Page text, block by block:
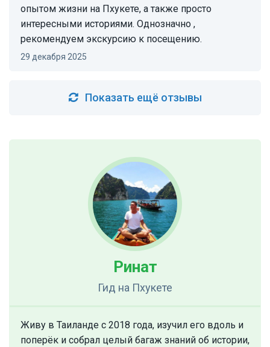
опытом жизни на Пхукете, а также просто
интересными историями. Однозначно ,
рекомендуем экскурсию к посещению.
29 декабря 2025
Показать ещё отзывы
Ринат
Гид на Пхукете
Живу в Таиланде с 2018 года, изучил его вдоль и
поперёк и собрал целый багаж знаний об истории,